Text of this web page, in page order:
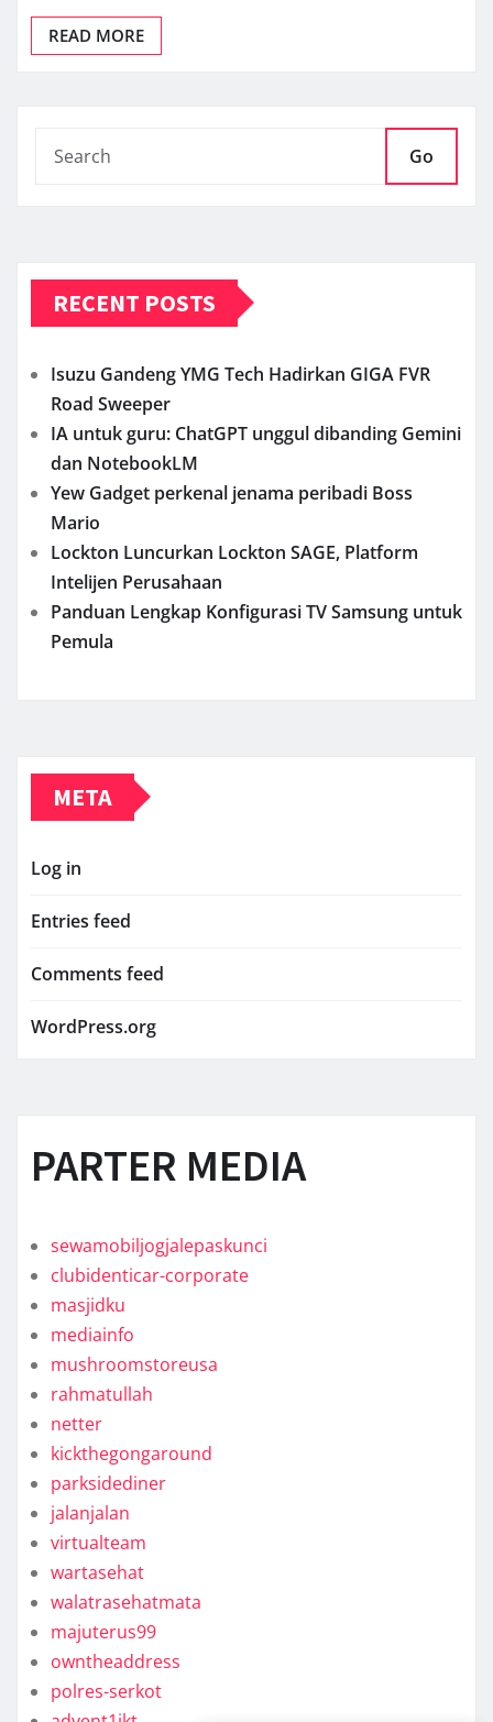
READ MORE
Go
RECENT POSTS
Isuzu Gandeng YMG Tech Hadirkan GIGA FVR
Road Sweeper
IA untuk guru: ChatGPT unggul dibanding Gemini
dan NotebookLM
Yew Gadget perkenal jenama peribadi Boss
Mario
Lockton Luncurkan Lockton SAGE, Platform
Intelijen Perusahaan
Panduan Lengkap Konfigurasi TV Samsung untuk
Pemula
META
Log in
Entries feed
Comments feed
WordPress.org
PARTER MEDIA
sewamobiljogjalepaskunci
clubidenticar-corporate
masjidku
mediainfo
mushroomstoreusa
rahmatullah
netter
kickthegongaround
parksidediner
jalanjalan
virtualteam
wartasehat
walatrasehatmata
majuterus99
owntheaddress
polres-serkot